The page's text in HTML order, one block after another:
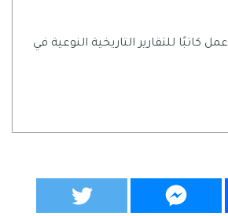
كاتبًا للتقارير التاريخية النوعية في